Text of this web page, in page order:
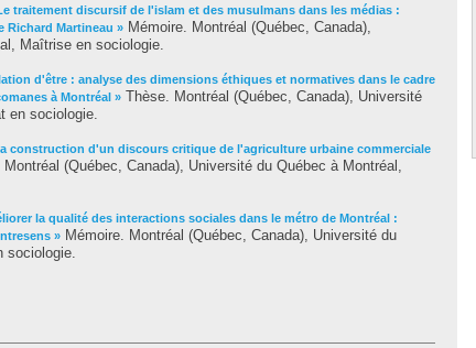
traitement discursif de l'islam et des musulmans dans les médias :
Richard Martineau » Mémoire. Montréal (Québec, Canada),
Maîtrise en sociologie.
d'être : analyse des dimensions éthiques et normatives dans le cadre
à Montréal » Thèse. Montréal (Québec, Canada), Université
en sociologie.
construction d'un discours critique de l'agriculture urbaine commerciale
Montréal (Québec, Canada), Université du Québec à Montréal,
la qualité des interactions sociales dans le métro de Montréal :
» Mémoire. Montréal (Québec, Canada), Université du
sociologie.